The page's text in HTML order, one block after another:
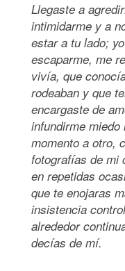
Llegaste a
intimidarme y a
estar a tu lado;
escaparme, me
vivía, que
rodeaban y que
encargaste de
infundirme
momento a otro,
fotografías de mi
en repetidas
que te enojaras
insistencia
alrededor
decías de mí.